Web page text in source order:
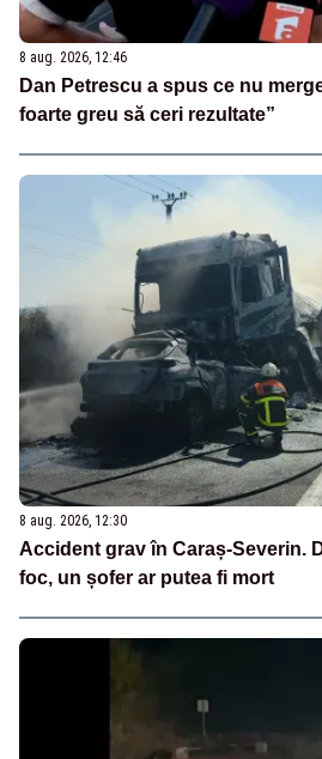
8 aug. 2026, 12:46
Dan Petrescu a spus ce nu
foarte greu să ceri rezultate”
8 aug. 2026, 12:30
Accident grav în Caraș-Severin.
foc, un șofer ar putea fi mort